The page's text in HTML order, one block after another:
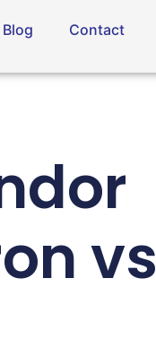
Blog Contact
vs